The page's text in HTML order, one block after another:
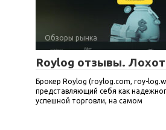
Обзоры рынка
Roylog отзывы.
Брокер Roylog (roylog.com, roy-
представляющий себя как
успешной торговли, на самом